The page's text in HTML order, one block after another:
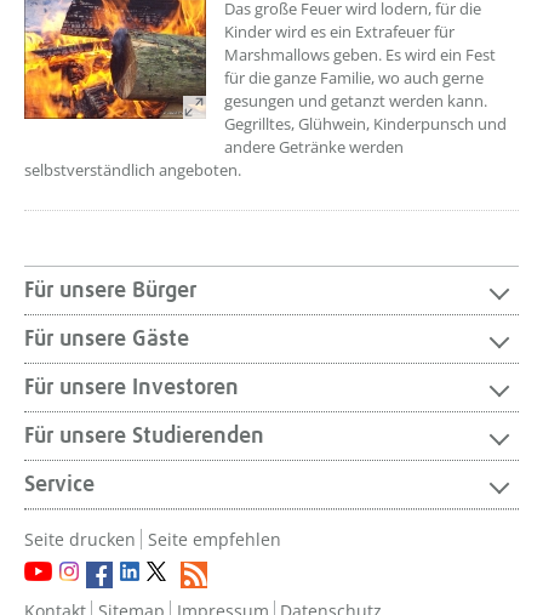
??? absaetzeOben[1]/titel ???
Das große Feuer wird lodern, für die
Kinder wird es ein Extrafeuer für
Marshmallows geben. Es wird ein Fest
für die ganze Familie, wo auch gerne
gesungen und getanzt werden kann.
Gegrilltes, Glühwein, Kinderpunsch und
andere Getränke werden
selbstverständlich angeboten.
Für unsere Bürger
Für unsere Gäste
Für unsere Investoren
Für unsere Studierenden
Service
Seite drucken Seite empfehlen